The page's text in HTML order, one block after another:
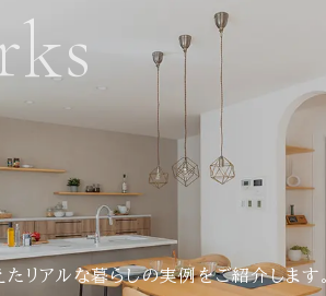
リアルな暮らしの実例をご紹介します。